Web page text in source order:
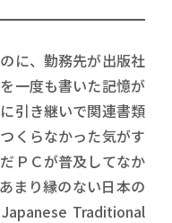
に、勤務先が出版社
一度も書いた記憶が
引き継いで関連書類
くらなかった気がす
ＰＣが普及してなか
まり縁のない日本の
Traditional